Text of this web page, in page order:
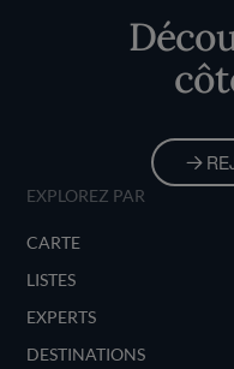
EXPLOREZ PAR
CARTE
LISTES
EXPERTS
DESTINATIONS